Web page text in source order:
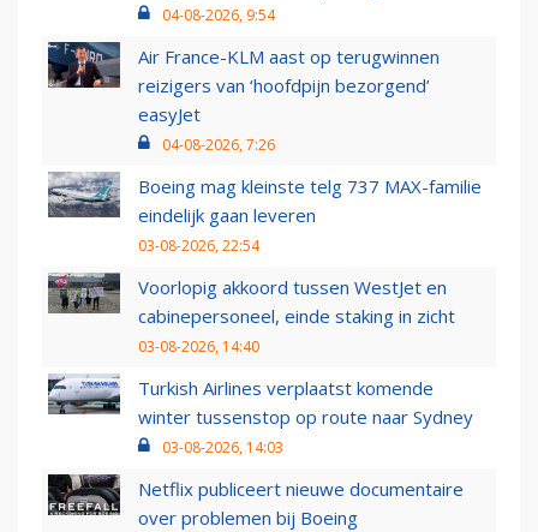
04-08-2026, 9:54
Air France-KLM aast op terugwinnen
reizigers van ‘hoofdpijn bezorgend’
easyJet
04-08-2026, 7:26
Boeing mag kleinste telg 737 MAX-familie
eindelijk gaan leveren
03-08-2026, 22:54
Voorlopig akkoord tussen WestJet en
cabinepersoneel, einde staking in zicht
03-08-2026, 14:40
Turkish Airlines verplaatst komende
winter tussenstop op route naar Sydney
03-08-2026, 14:03
Netflix publiceert nieuwe documentaire
over problemen bij Boeing